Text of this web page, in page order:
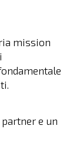
mission
e un